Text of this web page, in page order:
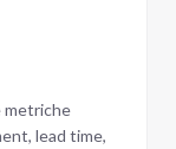
metriche
lead time,